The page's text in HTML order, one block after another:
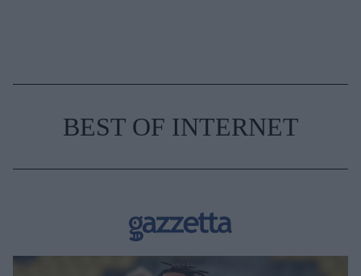
BEST OF INTERNET